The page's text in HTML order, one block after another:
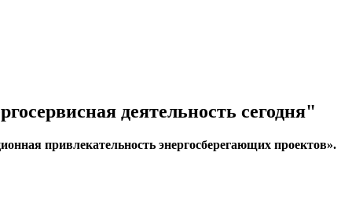
деятельность сегодня"
привлекательность энергосберегающих проектов».